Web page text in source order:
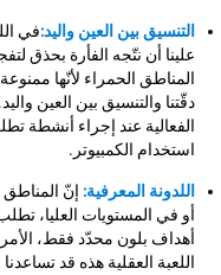
التنسيق بين العين واليد:في
علينا أن نتّجه الفأرة بحذق
المناطق الحمراء لأنّها
دقّتنا والتنسيق بين العين
الفعالية عند إجراء أنشطة
استخدام الكمبيوتر.
اللدونة المعرفية: إنّ المناطق
أو في المستويات العليا،
أهداف بلون محدّد فقط،
اللعبة العقلية هذه قد